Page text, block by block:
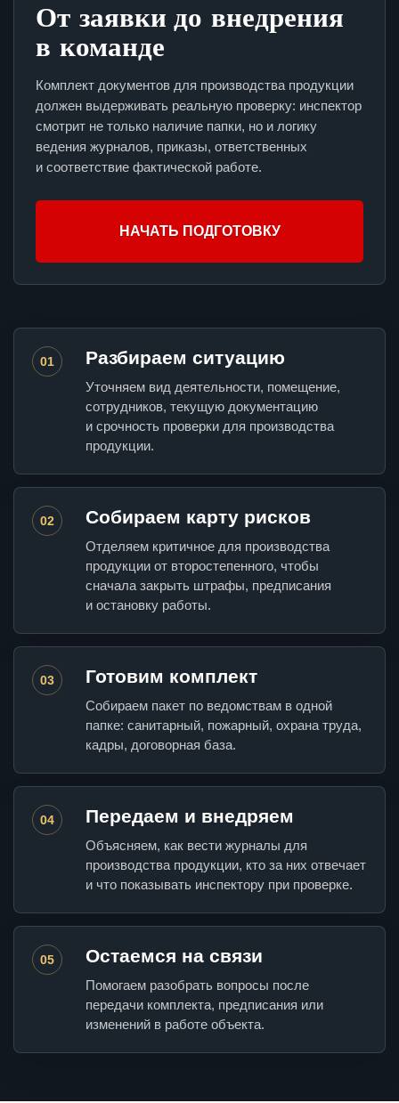
От заявки до внедрения
в команде
Комплект документов для производства продукции
должен выдерживать реальную проверку: инспектор
смотрит не только наличие папки, но и логику
ведения журналов, приказы, ответственных
и соответствие фактической работе.
НАЧАТЬ ПОДГОТОВКУ
01 Разбираем ситуацию
Уточняем вид деятельности, помещение,
сотрудников, текущую документацию
и срочность проверки для производства
продукции.
02 Собираем карту рисков
Отделяем критичное для производства
продукции от второстепенного, чтобы
сначала закрыть штрафы, предписания
и остановку работы.
03 Готовим комплект
Собираем пакет по ведомствам в одной
папке: санитарный, пожарный, охрана труда,
кадры, договорная база.
04 Передаем и внедряем
Объясняем, как вести журналы для
производства продукции, кто за них отвечает
и что показывать инспектору при проверке.
05 Остаемся на связи
Помогаем разобрать вопросы после
передачи комплекта, предписания или
изменений в работе объекта.